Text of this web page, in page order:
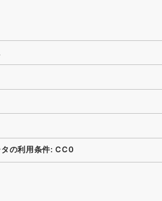
の利用条件: CC0